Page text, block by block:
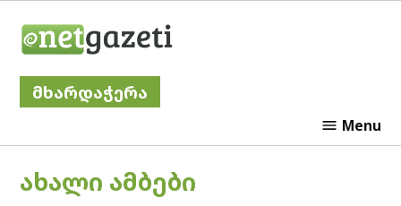
მხარდაჭერა
Menu
POSTED
ᲐᲮᲐᲚᲘ ᲐᲛᲑᲔᲑᲘ